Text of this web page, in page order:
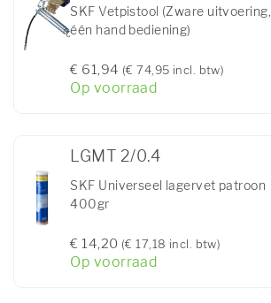
SKF Vetpistool (Zware uitvoering,
één hand bediening)
€ 61,94 (€ 74,95 incl. btw)
Op voorraad
LGMT 2/0.4
SKF Universeel lagervet patroon
400gr
€ 14,20 (€ 17,18 incl. btw)
Op voorraad